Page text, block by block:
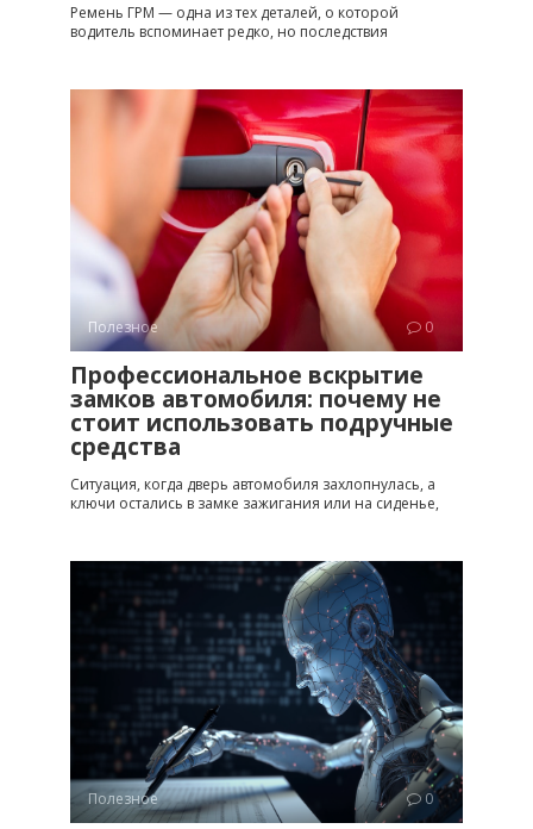
Ремень ГРМ — одна из тех деталей, о которой
водитель вспоминает редко, но последствия
Полезное 0
Профессиональное вскрытие
замков автомобиля: почему не
стоит использовать подручные
средства
Ситуация, когда дверь автомобиля захлопнулась, а
ключи остались в замке зажигания или на сиденье,
Полезное 0